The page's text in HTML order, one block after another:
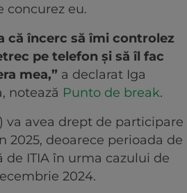
concurez eu.
că încerc să îmi controlez
pe telefon și să îl fac
mea,” a declarat Iga
notează Punto de break.
va avea drept de participare
2025, deoarece perioada de
de ITIA în urma cazului de
2024.